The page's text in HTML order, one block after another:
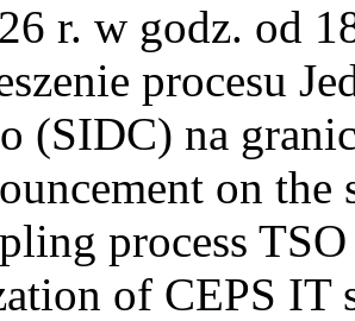
r. w godz. od
procesu
(SIDC) na
on
process
of CEPS IT